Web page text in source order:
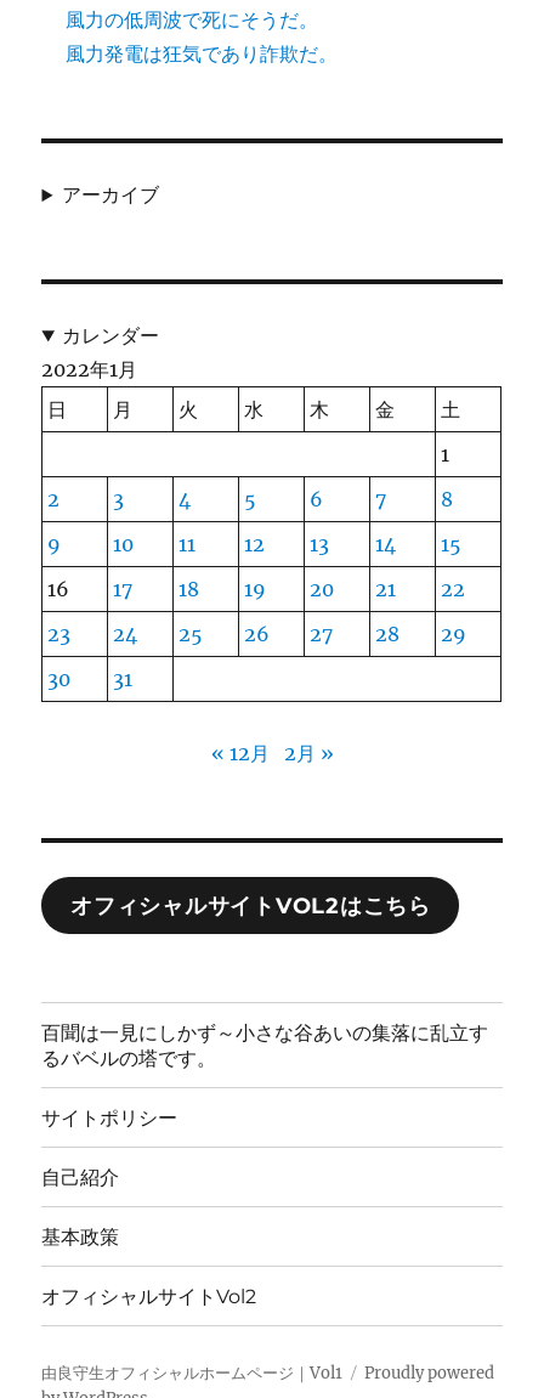
風力の低周波で死にそうだ。
風力発電は狂気であり詐欺だ。
アーカイブ
カレンダー
2022年1月
日
月 火 水 木 金
土
1
2
3 4 5 6 7
8
9
10 11 12 13 14
15
16
17 18 19 20 21
22
23
24 25 26 27 28
29
30
31
« 12月 2月 »
オフィシャルサイトVOL2はこちら
百聞は一見にしかず～小さな谷あいの集落に乱立す
るバベルの塔です。
サイトポリシー
自己紹介
基本政策
オフィシャルサイトVol2
由良守生オフィシャルホームページ｜Vol1
Proudly powered